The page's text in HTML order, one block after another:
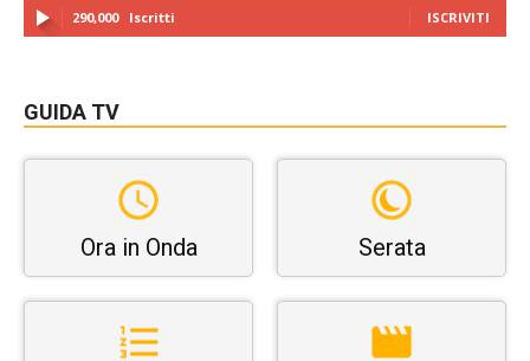
290,000 Iscritti ISCRIVITI
GUIDA TV
Ora in Onda Serata